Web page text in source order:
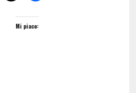
Mi piace: